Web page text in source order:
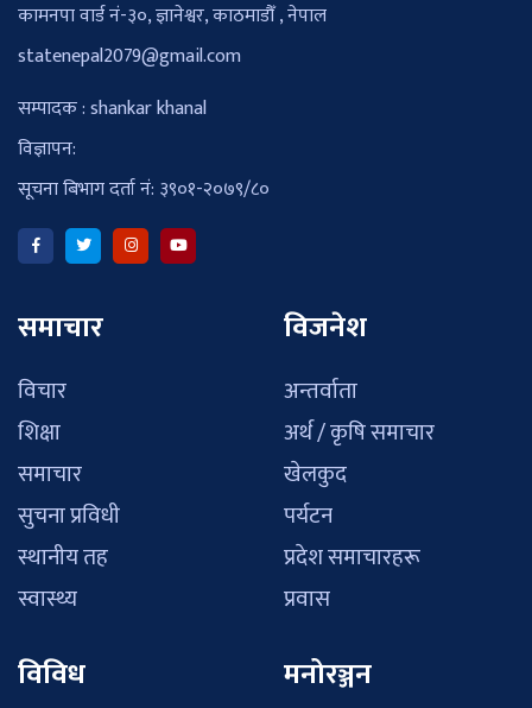
कामनपा वार्ड नं-३०, ज्ञानेश्वर, काठमाडौँ , नेपाल
statenepal2079@gmail.com
सम्पादक : shankar khanal
विज्ञापन:
सूचना बिभाग दर्ता नं: ३९०१-२०७९/८०
समाचार
विचार
शिक्षा
समाचार
सुचना प्रविधी
स्थानीय तह
स्वास्थ्य
विजनेश
अन्तर्वाता
अर्थ / कृषि समाचार
खेलकुद
पर्यटन
प्रदेश समाचारहरू
प्रवास
विविध मनोरञ्जन